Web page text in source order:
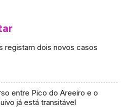
registam dois novos casos
entre Pico do Areeiro e o
já está transitável